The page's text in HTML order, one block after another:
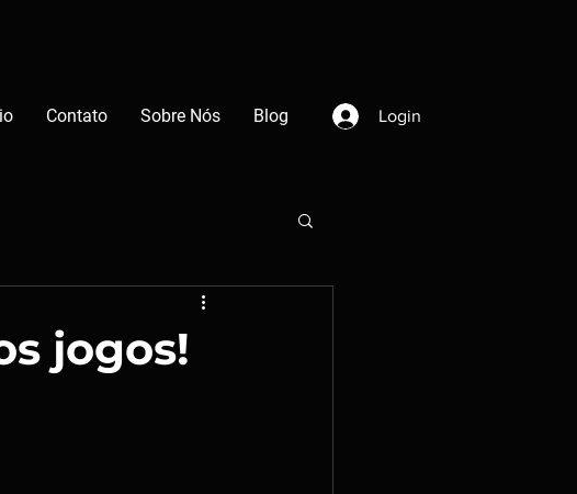
Contato Sobre Nós Blog Login
jogos!